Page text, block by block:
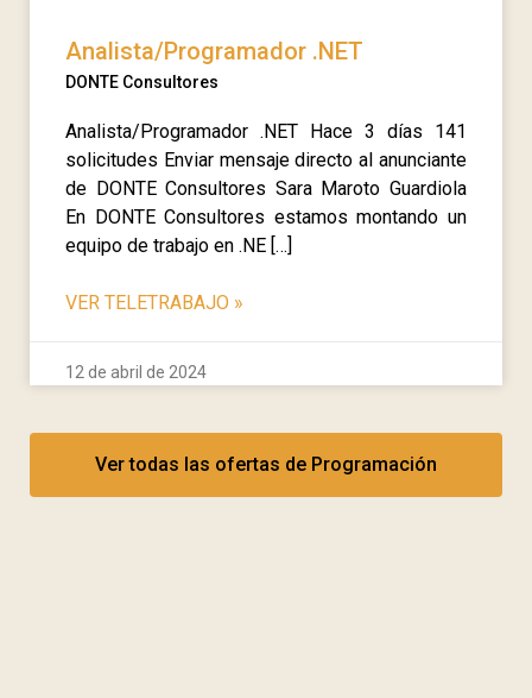
Analista/Programador .NET
DONTE Consultores
Analista/Programador .NET Hace 3 días 141
solicitudes Enviar mensaje directo al anunciante
de DONTE Consultores Sara Maroto Guardiola
En DONTE Consultores estamos montando un
equipo de trabajo en .NE […]
VER TELETRABAJO »
12 de abril de 2024
Ver todas las ofertas de Programación